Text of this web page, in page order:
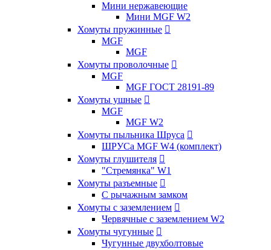
Мини нержавеющие
Мини MGF W2
Хомуты пружинные 
MGF
MGF
Хомуты проволочные 
MGF
MGF ГОСТ 28191-89
Хомуты ушные 
MGF
MGF W2
Хомуты пыльника Шруса 
ШРУСа MGF W4 (комплект)
Хомуты глушителя 
"Стремянка" W1
Хомуты разъемные 
С рычажным замком
Хомуты с заземлением 
Червячные с заземлением W2
Хомуты чугунные 
Чугунные двухболтовые